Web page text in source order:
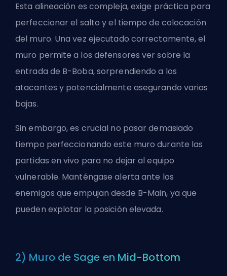
Esta alineación es compleja, exige práctica para
perfeccionar el salto y el tiempo de colocación
del muro. Una vez ejecutado correctamente, el
muro permite a los defensores ver sobre la
entrada de B-Boba, sorprendiendo a los
atacantes y potencialmente asegurando varias
bajas.
Sin embargo, es crucial no pasar demasiado
tiempo perfeccionando este muro durante las
partidas en vivo para no dejar al equipo
vulnerable. Manténgase alerta ante los
enemigos que empujan desde B-Main, ya que
pueden explotar la posición elevada.
2) Muro de Sage en Mid-Bottom